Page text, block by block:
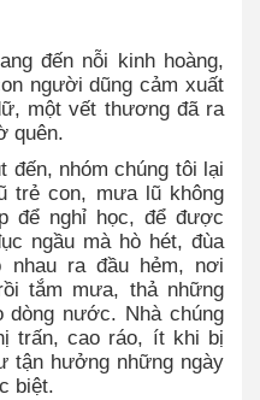
đến nỗi kinh hoàng,
người dũng cảm xuất
một vết thương đã ra
quên.
đến, nhóm chúng tôi lại
trẻ con, mưa lũ không
để nghỉ học, để được
ngầu mà hò hét, đùa
nhau ra đầu hẻm, nơi
tắm mưa, thả những
dòng nước. Nhà chúng
trấn, cao ráo, ít khi bị
tận hưởng những ngày
biệt.